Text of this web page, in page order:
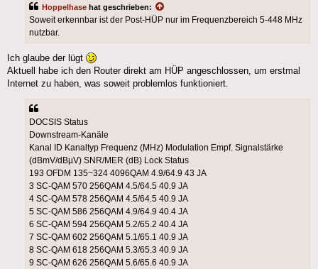
Hoppelhase hat geschrieben:
Soweit erkennbar ist der Post-HÜP nur im Frequenzbereich 5-448 MHz
nutzbar.
Ich glaube der lügt
Aktuell habe ich den Router direkt am HÜP angeschlossen, um erstmal
Internet zu haben, was soweit problemlos funktioniert.
DOCSIS Status
Downstream-Kanäle
Kanal ID Kanaltyp Frequenz (MHz) Modulation Empf. Signalstärke
(dBmV/dBµV) SNR/MER (dB) Lock Status
193 OFDM 135~324 4096QAM 4.9/64.9 43 JA
3 SC-QAM 570 256QAM 4.5/64.5 40.9 JA
4 SC-QAM 578 256QAM 4.5/64.5 40.9 JA
5 SC-QAM 586 256QAM 4.9/64.9 40.4 JA
6 SC-QAM 594 256QAM 5.2/65.2 40.4 JA
7 SC-QAM 602 256QAM 5.1/65.1 40.9 JA
8 SC-QAM 618 256QAM 5.3/65.3 40.9 JA
9 SC-QAM 626 256QAM 5.6/65.6 40.9 JA